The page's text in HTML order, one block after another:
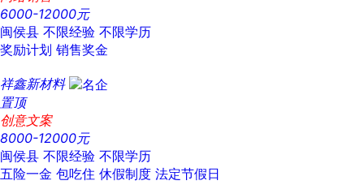
6000-12000元
闽侯县 不限经验 不限学历
奖励计划 销售奖金
祥鑫新材料
置顶
创意文案
8000-12000元
闽侯县 不限经验 不限学历
五险一金 包吃住 休假制度 法定节假日